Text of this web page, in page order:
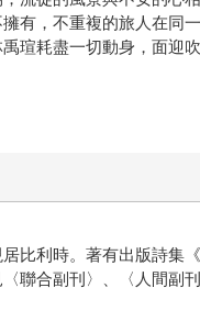
有，不重複的旅人在
瑄耗盡一切動身，面
比利時。著有出版詩
聯合副刊〉、〈人間